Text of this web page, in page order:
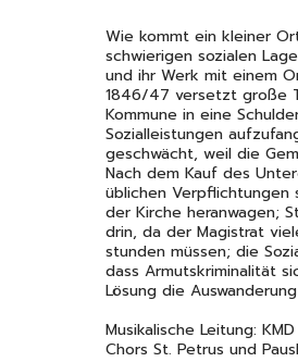
Wie kommt ein kleiner
schwierigen sozialen
und ihr Werk mit einem
1846/47 versetzt große
Kommune in eine
Sozialleistungen
geschwächt, weil die
Nach dem Kauf des
üblichen Verpflichtungen
der Kirche heranwagen;
drin, da der Magistrat
stunden müssen; die
dass Armutskriminalität
Lösung die
Musikalische Leitung:
Chors St. Petrus und